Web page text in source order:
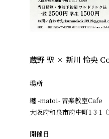
蔵野 聖 × 新川 怜央
場所
纏 -matoi- 音楽教室Cafe
大阪府和泉市府中町1-3-1（
開催日